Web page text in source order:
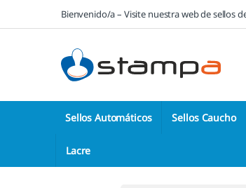
Saltar a la navegación
Saltar al contenidoBienvenido/a – Visite nuestra web de sellos
Sellos Automáticos Sellos Caucho
Lacre